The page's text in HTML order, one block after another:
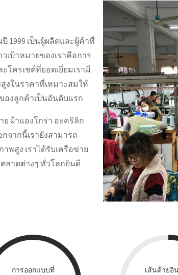
ปี 1999 เป็นผู้ผลิตและผู้ค้าที่
เป้าหมายของเราคือการ
โครเชต์ที่ยอดเยี่ยมเรามี
งในราคาที่เหมาะสมให้
องลูกค้าเป็นอันดับแรก
ผ้าแองโกร่า อะคริลิก
จากนี้เรายังสามารถ
สูง เราได้รับเครือข่าย
ลาดต่างๆ ทั่วโลกยินดี
การออกแบบที่
เส้นด้ายอิ